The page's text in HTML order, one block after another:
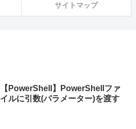
サイトマップ
【PowerShell】PowerShellファ
イルに引数(パラメーター)を渡す